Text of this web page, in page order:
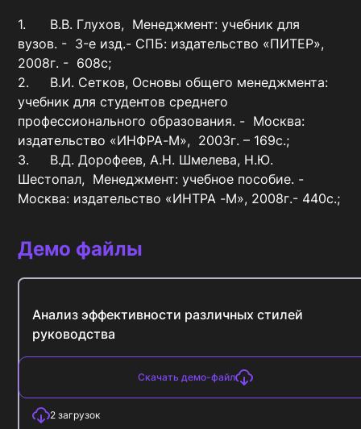
1.	В.В. Глухов,  Менеджмент: учебник для
вузов. -  3-е изд.- СПБ: издательство «ПИТЕР»,
2008г. -  608с;
2.	В.И. Сетков, Основы общего менеджмента:
учебник для студентов среднего
профессионального образования. -  Москва:
издательство «ИНФРА-М»,  2003г. – 169с.;
3.	В.Д. Дорофеев, А.Н. Шмелева, Н.Ю.
Шестопал,  Менеджмент: учебное пособие. -
Москва: издательство «ИНТРА -М», 2008г.- 440с.;
Демо файлы
Анализ эффективности различных стилей
руководства
Скачать демо-файл
2 загрузок